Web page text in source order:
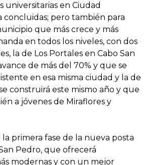
universitarias en Ciudad
concluidas; pero también para
que más crece y más
en todos los niveles, con dos
la de Los Portales en Cabo San
de más del 70% y que se
en esa misma ciudad y la de
construirá este mismo año y que
a jóvenes de Miraflores y
primera fase de la nueva posta
Pedro, que ofrecerá
modernas y con un mejor